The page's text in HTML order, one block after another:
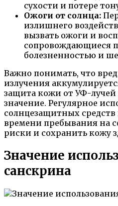
сухости и потере
Ожоги от солнца:
излишнего
вызвать ожоги и
сопровождающиеся
болезненностью и
Важно понимать, что
излучения
защита кожи от УФ-лучей
значение. Регулярное
солнцезащитных
времени пребывания на
риски и сохранить кожу
Значение
санскрина